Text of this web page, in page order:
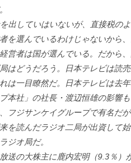
出していはいないが、直接税の
を選んでいるわけじゃないから
営者は国が選んでいる。だから
はどうだろう。日本テレビは読
は一目瞭然だ。日本テレビは去
本社」の社長・渡辺恒雄の影響も
フジサンケイグループで有名だ
を読んだラジオ二局が出資して
ジオ局だ。
送の大株主に鹿内宏明（9.3％